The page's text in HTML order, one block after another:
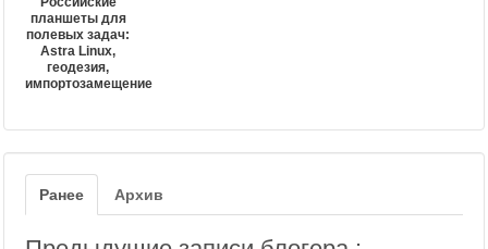
планшеты для
полевых задач:
Astra Linux,
геодезия,
импортозамещение
Ранее Архив